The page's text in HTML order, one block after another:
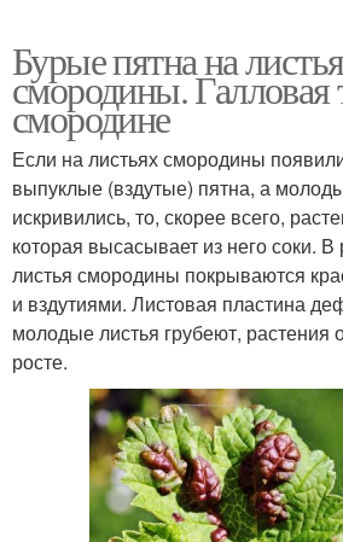
Бурые пятна на
смородины. Галловая
смородине
Если на листьях смородины
выпуклые (вздутые) пятна, а
искривились, то, скорее всего,
которая высасывает из него соки. В
листья смородины покрываются
и вздутиями. Листовая пластина
молодые листья грубеют, растения
росте.